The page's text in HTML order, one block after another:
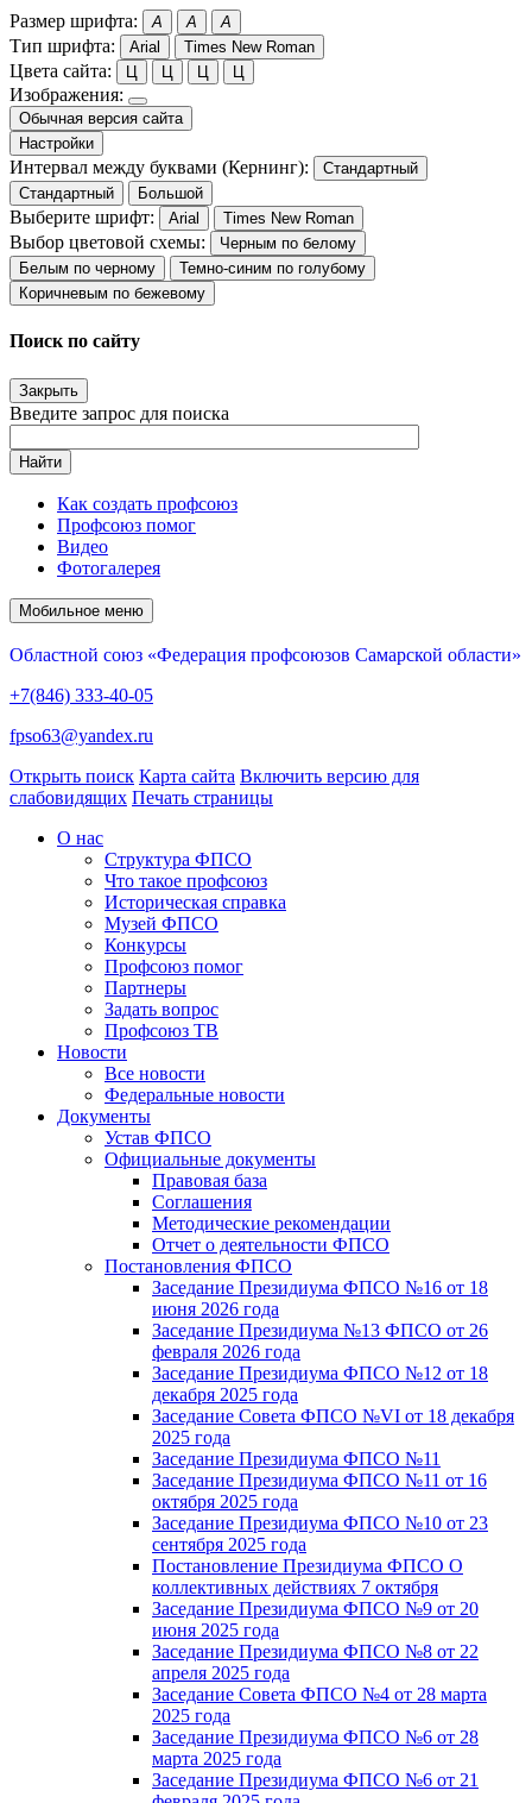
Размер шрифта: A A A
Тип шрифта: Arial Times New Roman
Цвета сайта: Ц Ц Ц Ц
Изображения:
Обычная версия сайта
Настройки
Интервал между буквами (Кернинг):
Стандартный
Стандартный
Большой
Выберите шрифт: Arial Times New Roman
Выбор цветовой схемы:
Черным по белому
Белым по черному
Темно-синим по голубому
Коричневым по бежевому
Поиск по сайту
Закрыть
Введите запрос для поиска
Найти
Как создать профсоюз
Профсоюз помог
Видео
Фотогалерея
Мобильное меню
Областной союз «Федерация профсоюзов Самарской области»
+7(846) 333-40-05
fpso63@yandex.ru
Открыть поиск Карта сайта Включить версию для
слабовидящих Печать страницы
О нас
Структура ФПСО
Что такое профсоюз
Историческая справка
Музей ФПСО
Конкурсы
Профсоюз помог
Партнеры
Задать вопрос
Профсоюз ТВ
Новости
Все новости
Федеральные новости
Документы
Устав ФПСО
Официальные документы
Правовая база
Соглашения
Методические рекомендации
Отчет о деятельности ФПСО
Постановления ФПСО
Заседание Президиума ФПСО №16 от 18
июня 2026 года
Заседание Президиума №13 ФПСО от 26
февраля 2026 года
Заседание Президиума ФПСО №12 от 18
декабря 2025 года
Заседание Совета ФПСО №VI от 18 декабря
2025 года
Заседание Президиума ФПСО №11
Заседание Президиума ФПСО №11 от 16
октября 2025 года
Заседание Президиума ФПСО №10 от 23
сентября 2025 года
Постановление Президиума ФПСО О
коллективных действиях 7 октября
Заседание Президиума ФПСО №9 от 20
июня 2025 года
Заседание Президиума ФПСО №8 от 22
апреля 2025 года
Заседание Совета ФПСО №4 от 28 марта
2025 года
Заседание Президиума ФПСО №6 от 28
марта 2025 года
Заседание Президиума ФПСО №6 от 21